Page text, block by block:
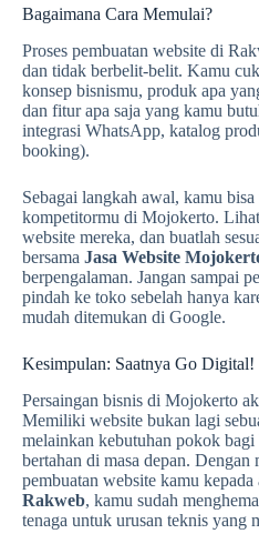
Bagaimana Cara Memulai?
Proses pembuatan website di
dan tidak berbelit-belit. Kamu
konsep bisnismu, produk apa
dan fitur apa saja yang kamu
integrasi WhatsApp, katalog
booking).
Sebagai langkah awal, kamu
kompetitormu di Mojokerto.
website mereka, dan buatlah
bersama Jasa Website
berpengalaman. Jangan sampai
pindah ke toko sebelah hanya
mudah ditemukan di Google.
Kesimpulan: Saatnya Go Digital!
Persaingan bisnis di Mojokerto
Memiliki website bukan lagi
melainkan kebutuhan pokok
bertahan di masa depan. Dengan
pembuatan website kamu kepada
Rakweb, kamu sudah
tenaga untuk urusan teknis yang